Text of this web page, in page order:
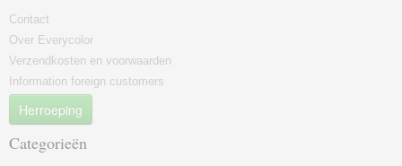
Contact
Over Everycolor
Verzendkosten en voorwaarden
Information foreign customers
Herroeping
Categorieën